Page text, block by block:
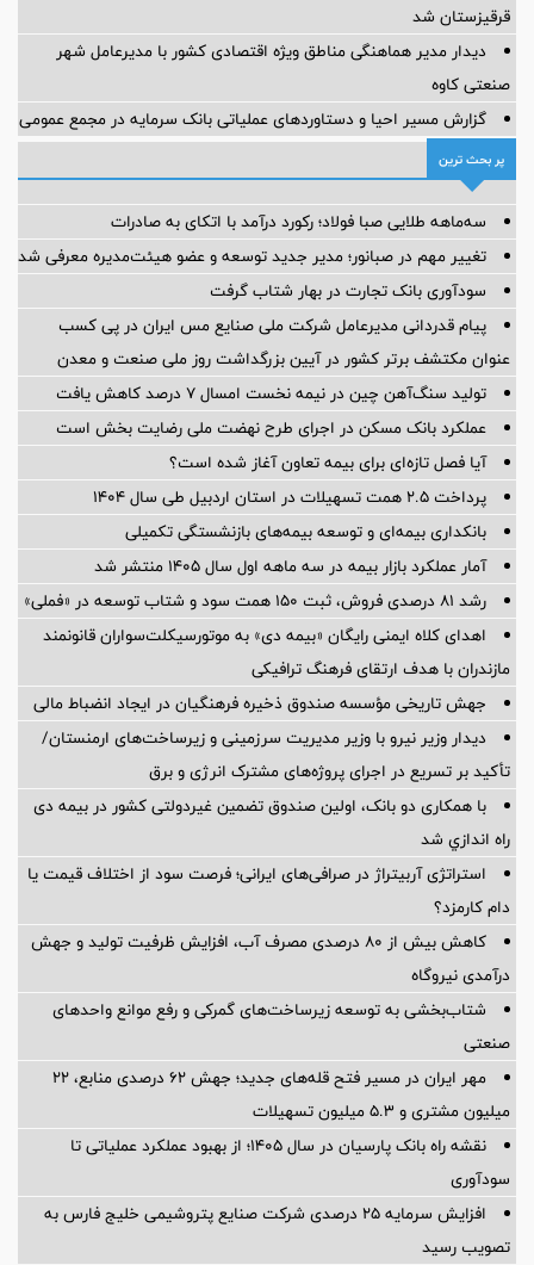
قرقیزستان شد
دیدار مدیر هماهنگی مناطق ویژه اقتصادی کشور با مدیرعامل شهر
صنعتی کاوه
گزارش مسیر احیا و دستاوردهای عملیاتی بانک سرمایه در مجمع عمومی
پر بحث ترین
سه‌ماهه طلایی صبا فولاد؛ رکورد درآمد با اتکای به صادرات
تغییر مهم در صبانور؛ مدیر جدید توسعه و عضو هیئت‌مدیره معرفی شد
سودآوری بانک تجارت در بهار شتاب گرفت
پیام قدردانی مدیرعامل شرکت ملی صنایع مس ایران در پی کسب
عنوان مکتشف برتر کشور در آیین بزرگداشت روز ملی صنعت و معدن
تولید سنگ‌آهن چین در نیمه نخست امسال ۷ درصد کاهش یافت
عملکرد بانک مسکن در اجرای طرح نهضت ملی رضایت بخش است
آیا فصل تازه‌ای برای بیمه تعاون آغاز شده است؟
پرداخت ۲.۵ همت تسهیلات در استان اردبیل طی سال ۱۴۰۴
بانکداری بیمه‌ای و توسعه بیمه‌های بازنشستگی تکمیلی
آمار عملكرد بازار بیمه در سه ماهه اول سال 1405 منتشر شد
رشد ۸۱ درصدی فروش، ثبت ۱۵۰ همت سود و شتاب توسعه در «فملی»
اهدای کلاه ایمنی رایگان «بیمه دی» به موتورسیکلت‌سواران قانونمند
مازندران با هدف ارتقای فرهنگ ترافیکی
جهش تاریخی مؤسسه صندوق ذخیره فرهنگیان در ایجاد انضباط مالی
دیدار وزیر نیرو با وزیر مدیریت سرزمینی و زیرساخت‌های ارمنستان/
تأکید بر تسریع در اجرای پروژه‌های مشترک انرژی و برق
با همکاری دو بانک، اولین صندوق تضمین غیردولتی کشور در بیمه دی
راه اندازي شد
استراتژی آربیتراژ در صرافی‌های ایرانی؛ فرصت سود از اختلاف قیمت یا
دام کارمزد؟
کاهش بیش از ۸۰ درصدی مصرف آب، افزایش ظرفیت تولید و جهش
درآمدی نیروگاه
شتاب‌بخشی به توسعه زیرساخت‌های گمركی و رفع موانع واحدهای
صنعتی
مهر ایران در مسیر فتح قله‌های جدید؛ جهش ۶۲ درصدی منابع، ۲۲
میلیون مشتری و ۵.۳ میلیون تسهیلات
نقشه راه بانک پارسیان در سال ۱۴۰۵؛ از بهبود عملکرد عملیاتی تا
سودآوری
افزایش سرمایه ۲۵ درصدی شرکت صنایع پتروشیمی خلیج فارس به
تصویب رسید